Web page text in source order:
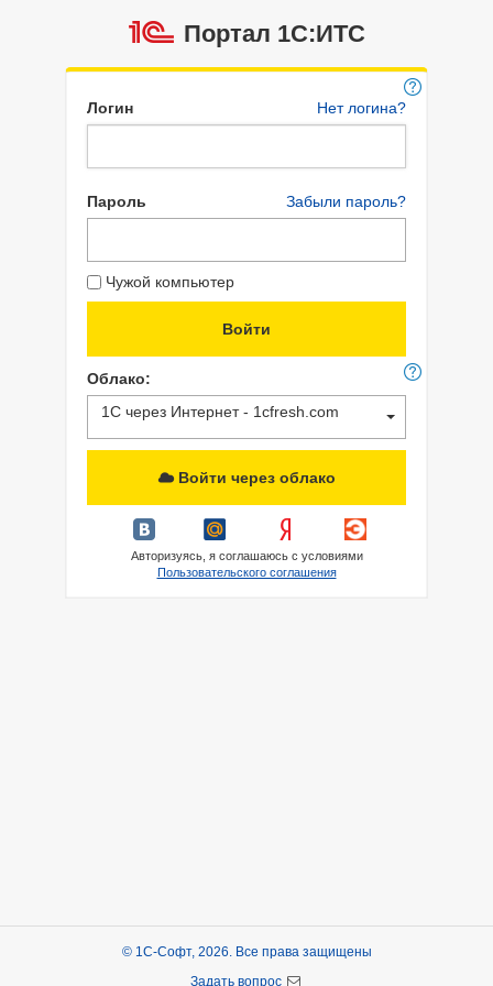
Портал 1C:ИТС
Логин Нет логина?
Пароль Забыли пароль?
Чужой компьютер
Облако:
1С через Интернет - 1cfresh.com
Войти через облако
Авторизуясь, я соглашаюсь с условиями
Пользовательского соглашения
© 1С-Софт, 2026. Все права защищены
Задать вопрос